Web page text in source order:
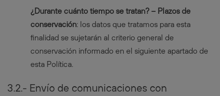
¿Durante cuánto tiempo se tratan? – Plazos de
conservación: los datos que tratamos para esta
finalidad se sujetarán al criterio general de
conservación informado en el siguiente apartado de
esta Política.
3.2.- Envío de comunicaciones con